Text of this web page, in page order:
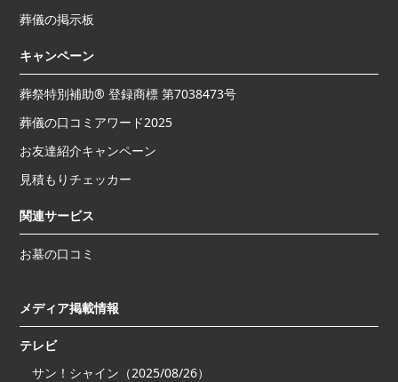
葬儀の掲示板
キャンペーン
葬祭特別補助® 登録商標 第7038473号
葬儀の口コミアワード2025
お友達紹介キャンペーン
見積もりチェッカー
関連サービス
お墓の口コミ
メディア掲載情報
テレビ
サン！シャイン（2025/08/26）